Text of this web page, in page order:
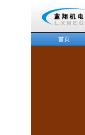
首页